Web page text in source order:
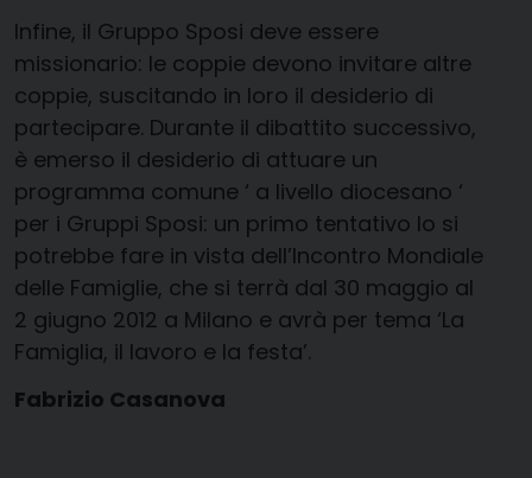
Infine, il Gruppo Sposi deve essere
missionario: le coppie devono invitare altre
coppie, suscitando in loro il desiderio di
partecipare. Durante il dibattito successivo,
è emerso il desiderio di attuare un
programma comune ‘ a livello diocesano ‘
per i Gruppi Sposi: un primo tentativo lo si
potrebbe fare in vista dell’Incontro Mondiale
delle Famiglie, che si terrà dal 30 maggio al
2 giugno 2012 a Milano e avrà per tema ‘La
Famiglia, il lavoro e la festa’.
Fabrizio Casanova